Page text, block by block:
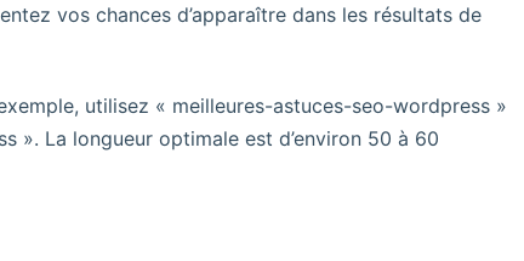
vos chances d’apparaître dans les résultats de
utilisez « meilleures-astuces-seo-wordpress »
». La longueur optimale est d’environ 50 à 60